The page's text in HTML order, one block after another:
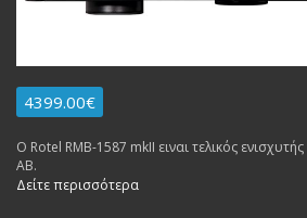
4399.00€
Ο Rotel RMB-1587 mkII ειναι τελικός
AB.
Δείτε περισσότερα